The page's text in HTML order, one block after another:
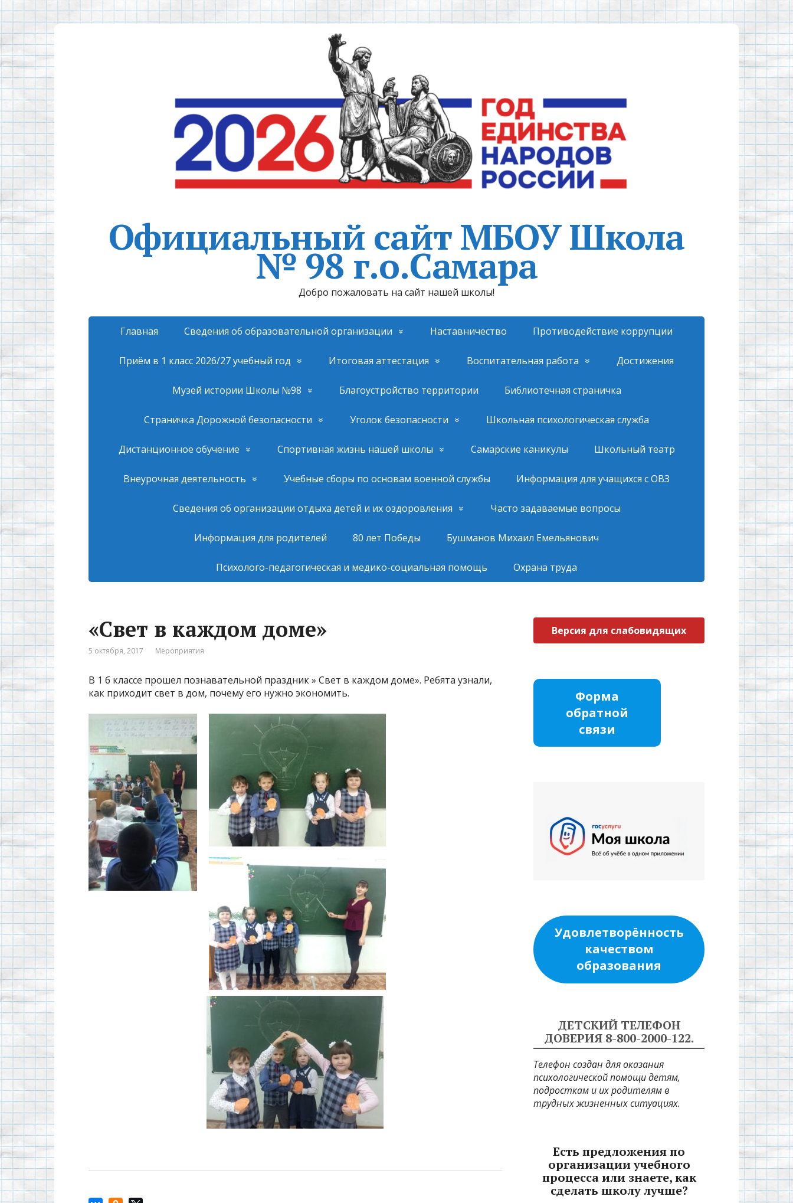
Официальный сайт МБОУ Школа
№ 98 г.о.Самара
Добро пожаловать на сайт нашей школы!
Главная Сведения об образовательной организации Наставничество Противодействие коррупции
Приём в 1 класс 2026/27 учебный год Итоговая аттестация Воспитательная работа Достижения
Музей истории Школы №98 Благоустройство территории Библиотечная страничка
Страничка Дорожной безопасности Уголок безопасности Школьная психологическая служба
Дистанционное обучение Спортивная жизнь нашей школы Самарские каникулы Школьный театр
Внеурочная деятельность Учебные сборы по основам военной службы Информация для учащихся с ОВЗ
Сведения об организации отдыха детей и их оздоровления Часто задаваемые вопросы
Информация для родителей 80 лет Победы Бушманов Михаил Емельянович
Психолого-педагогическая и медико-социальная помощь Охрана труда
«Свет в каждом доме»
5 октября, 2017 Мероприятия
В 1 б классе прошел познавательной праздник » Свет в каждом доме». Ребята узнали,
как приходит свет в дом, почему его нужно экономить.
Версия для слабовидящих
Форма
обратной
связи
Удовлетворённость
качеством
образования
ДЕТСКИЙ ТЕЛЕФОН
ДОВЕРИЯ 8-800-2000-122.
Телефон создан для оказания
психологической помощи детям,
подросткам и их родителям в
трудных жизненных ситуациях.
Есть предложения по
организации учебного
процесса или знаете, как
сделать школу лучше?